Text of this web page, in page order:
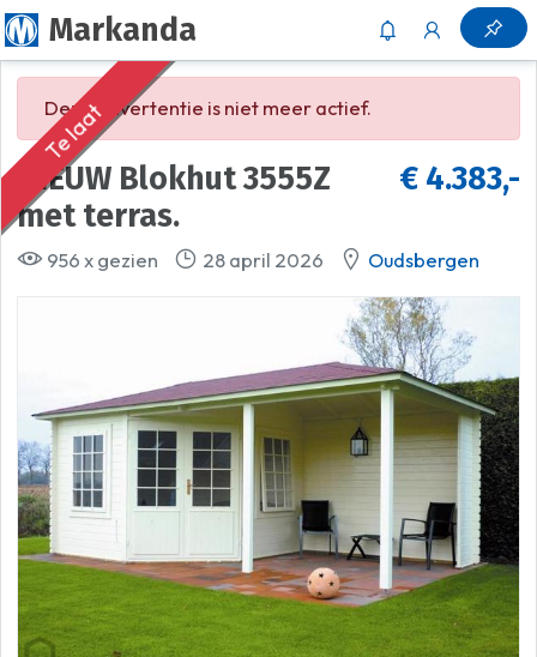
Markanda
Te laat
Deze advertentie is niet meer actief.
€ 4.383,-
met terras.
956 x gezien 28 april 2026 Oudsbergen